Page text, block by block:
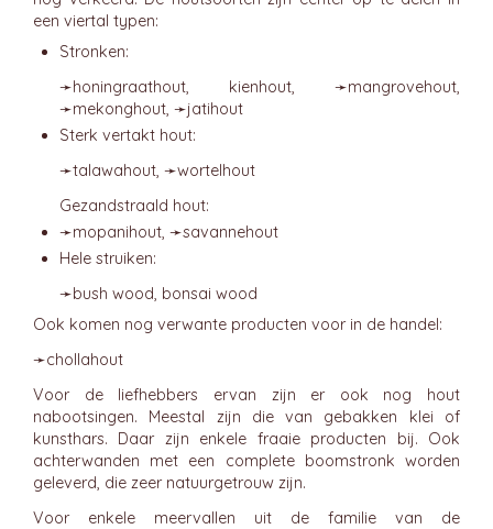
een viertal typen:
Stronken:
➛honingraathout, kienhout, ➛mangrovehout,
➛mekonghout, ➛jatihout
Sterk vertakt hout:
➛talawahout, ➛wortelhout
Gezandstraald hout:
➛mopanihout, ➛savannehout
Hele struiken:
➛bush wood, bonsai wood
Ook komen nog verwante producten voor in de handel:
➛chollahout
Voor de liefhebbers ervan zijn er ook nog hout
nabootsingen. Meestal zijn die van gebakken klei of
kunsthars. Daar zijn enkele fraaie producten bij. Ook
achterwanden met een complete boomstronk worden
geleverd, die zeer natuurgetrouw zijn.
Voor enkele meervallen uit de familie van de